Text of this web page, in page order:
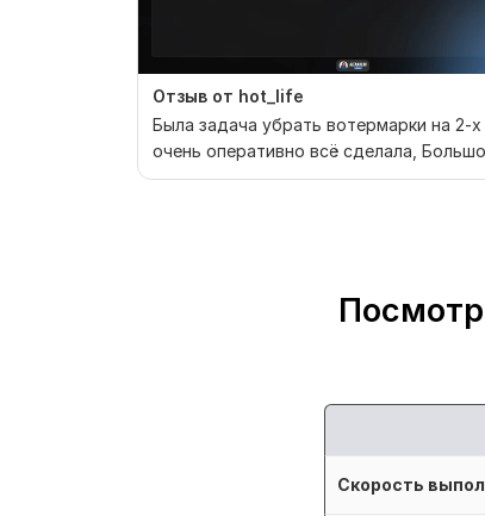
Отзыв от hot_life
Была задача убрать вотермарки на 2-х
очень оперативно всё сделала,
СПАСИБО!)
Скорость